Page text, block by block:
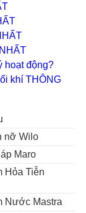
hoạt động?
khí THÔNG
nỡ Wilo
Maro
Hỏa Tiễn
Nước Mastra